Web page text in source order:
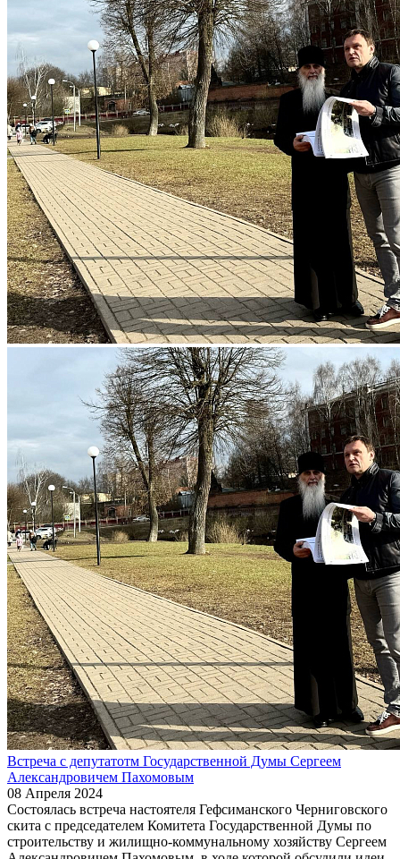
Встреча с депутатотм Государственной Думы Сергеем
Александровичем Пахомовым
08 Апреля 2024
Состоялась встреча настоятеля Гефсиманского Черниговского
скита с председателем Комитета Государственной Думы по
строительству и жилищно-коммунальному хозяйству Сергеем